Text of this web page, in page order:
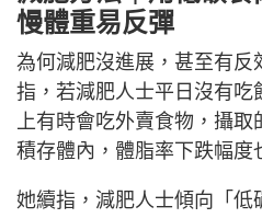
慢體重易反彈
為何減肥沒進展，甚至有反
指，若減肥人士平日沒有吃
上有時會吃外賣食物，攝
積存體內，體脂率下跌幅度
她續指，減肥人士傾向「低